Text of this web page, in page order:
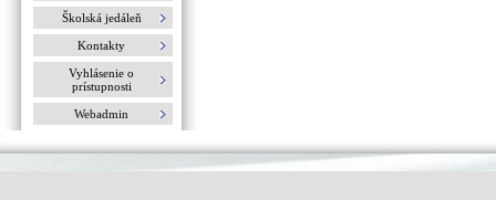
Školská jedáleň
Kontakty
Vyhlásenie o
prístupnosti
Webadmin